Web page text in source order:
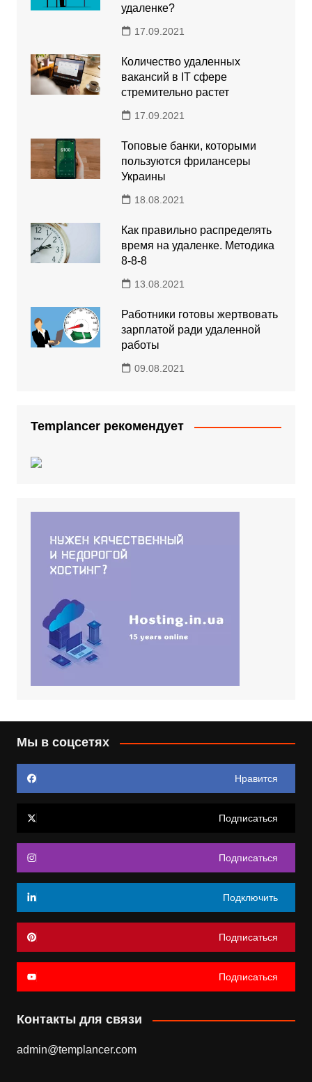
удаленке?
17.09.2021
Количество удаленных
вакансий в ІТ сфере
стремительно растет
17.09.2021
Топовые банки, которыми
пользуются фрилансеры
Украины
18.08.2021
Как правильно распределять
время на удаленке. Методика
8-8-8
13.08.2021
Работники готовы жертвовать
зарплатой ради удаленной
работы
09.08.2021
Templancer рекомендует
Мы в соцсетях
Нравится
Подписаться
Подписаться
Подключить
Подписаться
Подписаться
Контакты для связи
admin@templancer.com